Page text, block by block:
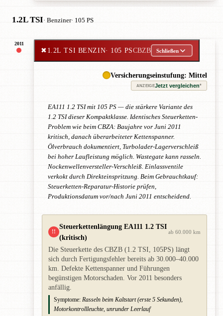
1.2L TSI· Benziner· 105 PS
2011
✖1.2L TSI BENZIN· 105 PSCBZB Schließen
Versicherungseinstufung: Mittel
ANZEIGEJetzt vergleichen*
EA111 1.2 TSI mit 105 PS — die stärkere Variante des
1.2 TSI dieser Kompaktklasse. Identisches Steuerketten-
Problem wie beim CBZA: Baujahre vor Juni 2011
kritisch, danach überarbeiteter Kettenspanner.
Ölverbrauch dokumentiert, Turbolader-Lagerverschleiß
bei hoher Laufleistung möglich. Wastegate kann rasseln.
Nockenwellenversteller-Verschleiß. Einlassventile
verkokt durch Direkteinspritzung. Beim Gebrauchtkauf:
Steuerketten-Reparatur-Historie prüfen,
Produktionsdatum vor/nach Juni 2011 entscheidend.
!!
Steuerkettenlängung EA111 1.2 TSI
(kritisch)
ab 60.000 km
Die Steuerkette des CBZB (1.2 TSI, 105PS) längt
sich durch Fertigungsfehler bereits ab 30.000–40.000
km. Defekte Kettenspanner und Führungen
begünstigen Motorschaden. Vor 2011 besonders
anfällig.
Symptome: Rasseln beim Kaltstart (erste 5 Sekunden),
Motorkontrollleuchte, unrunder Leerlauf